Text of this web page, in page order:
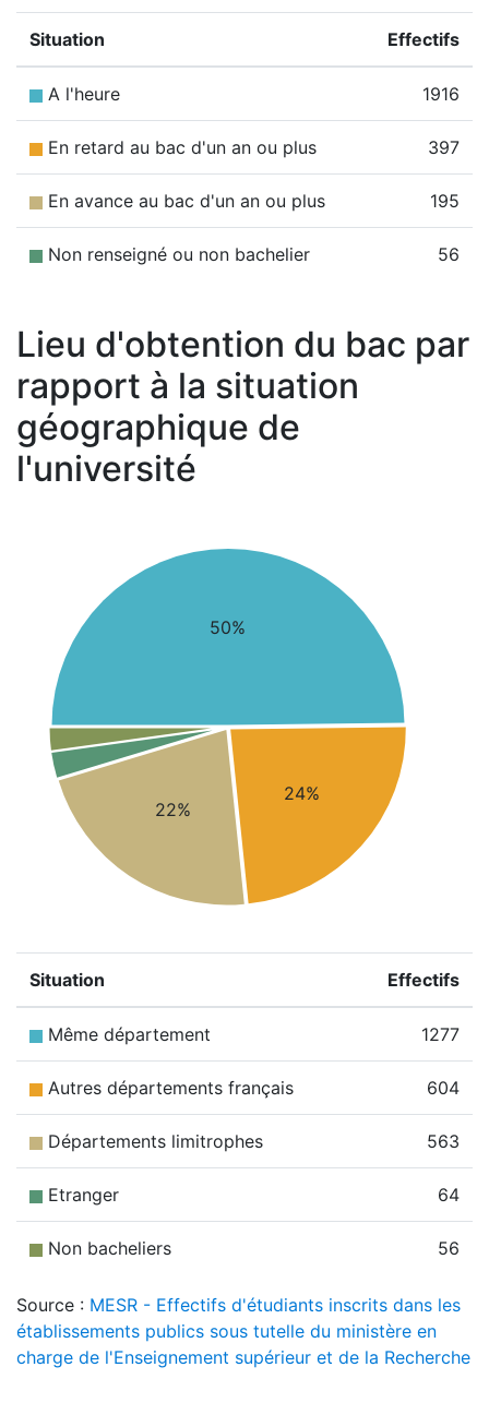
Situation Effectifs
A l'heure 1916
En retard au bac d'un an ou plus 397
En avance au bac d'un an ou plus 195
Non renseigné ou non bachelier 56
Lieu d'obtention du bac par
rapport à la situation
géographique de
l'université
50%
24%
22%
Situation Effectifs
Même département 1277
Autres départements français 604
Départements limitrophes 563
Etranger 64
Non bacheliers 56
Source : MESR - Effectifs d'étudiants inscrits dans les
établissements publics sous tutelle du ministère en
charge de l'Enseignement supérieur et de la Recherche